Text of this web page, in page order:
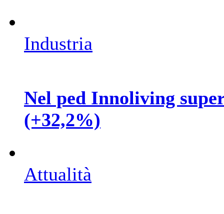
Industria
Nel ped Innoliving
(+32,2%)
Attualità